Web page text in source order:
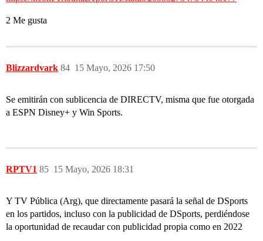
2 Me gusta
Blizzardvark 15 Mayo, 2026 17:50
84
Se emitirán con sublicencia de DIRECTV, misma que fue otorgada
a ESPN Disney+ y Win Sports.
RPTV1 15 Mayo, 2026 18:31
85
Y TV Pública (Arg), que directamente pasará la señal de DSports
en los partidos, incluso con la publicidad de DSports, perdiéndose
la oportunidad de recaudar con publicidad propia como en 2022